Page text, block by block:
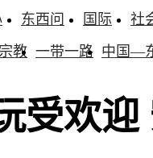
东西问 国际
社
宗教 一带一路 中国—
受欢